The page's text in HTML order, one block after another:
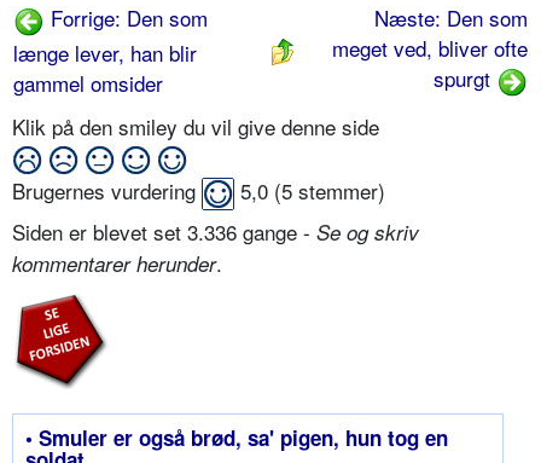
Forrige: Den som
længe lever, han blir
gammel omsider
Næste: Den som
meget ved, bliver ofte
spurgt
Klik på den smiley du vil give denne side
Brugernes vurdering 5,0 (5 stemmer)
Siden er blevet set 3.336 gange - Se og skriv
kommentarer herunder.
• Smuler er også brød, sa' pigen, hun tog en